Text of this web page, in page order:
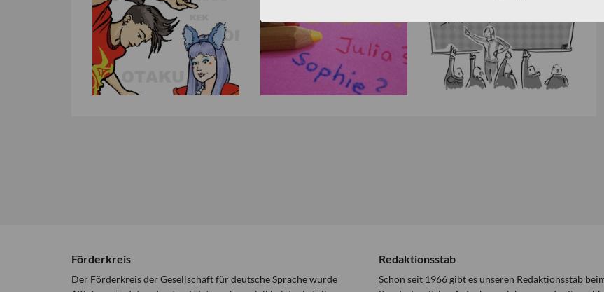
Förderkreis
Der Förderkreis der Gesellschaft für deutsche Sprache wurde
Redaktionsstab
Schon seit 1966 gibt es unseren Redaktionsstab